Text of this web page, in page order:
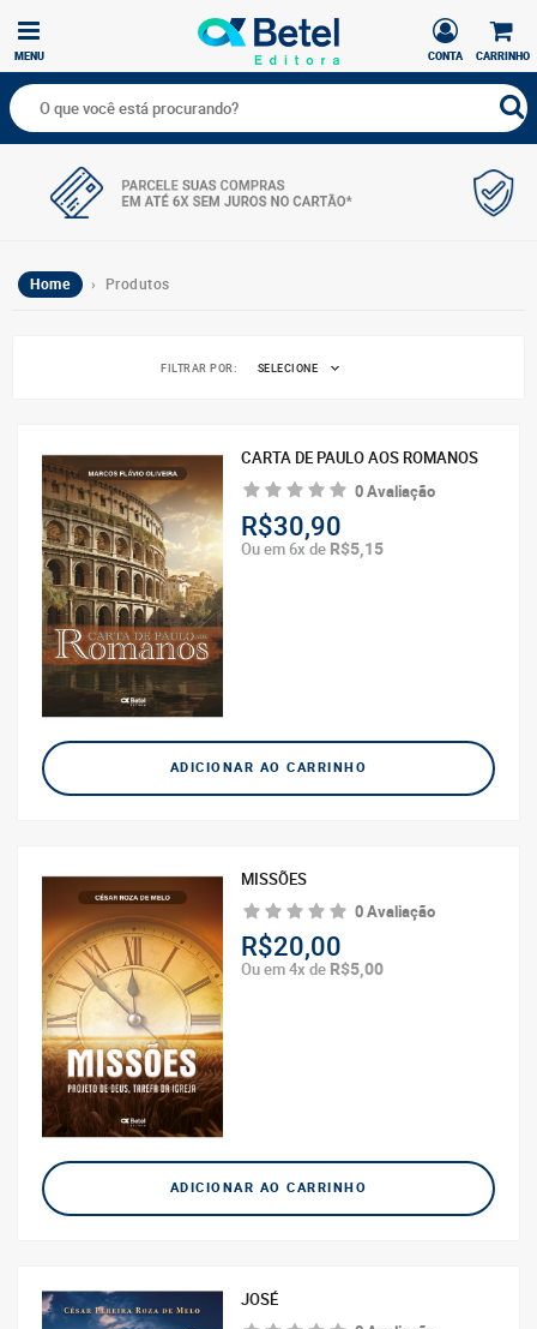
CARRINHO
CONTA
MENU
Home › Produtos
FILTRAR POR: SELECIONE
CARTA DE PAULO AOS ROMANOS
0 Avaliação
R$30,90
Ou em 6x de R$5,15
ADICIONAR AO CARRINHO
MISSÕES
0 Avaliação
R$20,00
Ou em 4x de R$5,00
ADICIONAR AO CARRINHO
JOSÉ